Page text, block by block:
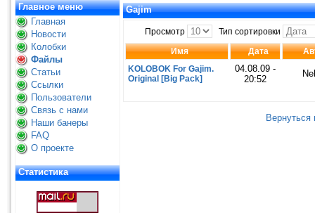
Главное меню
Главная
Новости
Колобки
Файлы
Статьи
Ссылки
Пользователи
Связь с нами
Наши банеры
FAQ
О проекте
Статистика
Gajim
Просмотр
Тип сортировки
Имя
Дата
KOLOBOK For Gajim.
Original [Big Pack]
04.08.09 -
20:52
Вернуться